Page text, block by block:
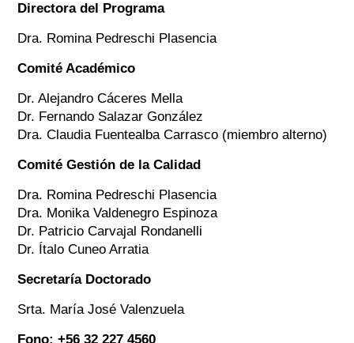
Directora del Programa
Dra. Romina Pedreschi Plasencia
Comité Académico
Dr. Alejandro Cáceres Mella
Dr. Fernando Salazar González
Dra. Claudia Fuentealba Carrasco (miembro alterno)
Comité Gestión de la Calidad
Dra. Romina Pedreschi Plasencia
Dra. Monika Valdenegro Espinoza
Dr. Patricio Carvajal Rondanelli
Dr. Ítalo Cuneo Arratia
Secretaría Doctorado
Srta. María José Valenzuela
Fono: +56 32 227 4560